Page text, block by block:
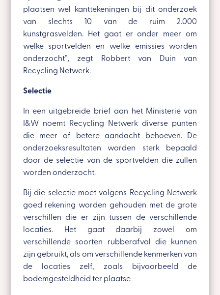
plaatsen wel kanttekeningen bij dit onderzoek
van slechts 10 van de ruim 2.000
kunstgrasvelden. Het gaat er onder meer om
welke sportvelden en welke emissies worden
onderzocht”, zegt Robbert van Duin van
Recycling Netwerk.
Selectie
In een uitgebreide brief aan het Ministerie van
I&W noemt Recycling Netwerk diverse punten
die meer of betere aandacht behoeven. De
onderzoeksresultaten worden sterk bepaald
door de selectie van de sportvelden die zullen
worden onderzocht.
Bij die selectie moet volgens Recycling Netwerk
goed rekening worden gehouden met de grote
verschillen die er zijn tussen de verschillende
locaties. Het gaat daarbij zowel om
verschillende soorten rubberafval die kunnen
zijn gebruikt, als om verschillende kenmerken van
de locaties zelf, zoals bijvoorbeeld de
bodemgesteldheid ter plaatse.